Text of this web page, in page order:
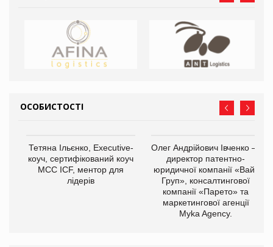
ОСОБИСТОСТІ
Тетяна Ільєнко, Executive-
коуч, сертифікований коуч
МСС ICF, ментор для
лідерів
Олег Андрійович Івченко —
директор патентно-
юридичної компанії «Вайз
Груп», консалтингової
компанії «Парето» та
маркетингової агенції
Myka Agency.